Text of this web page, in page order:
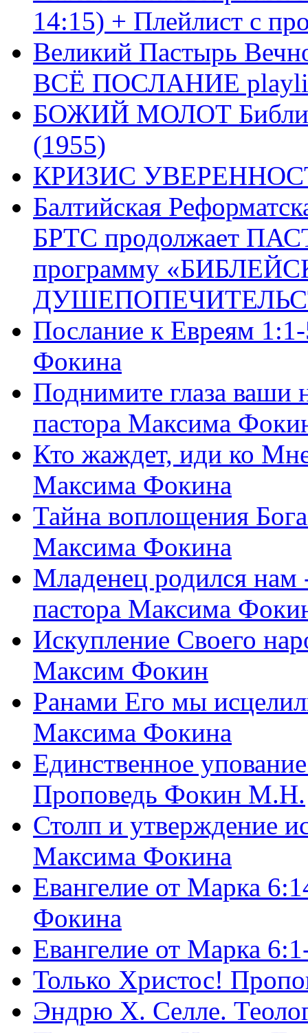
14:15) + Плейлист с
Великий Пастырь
ВСЁ ПОСЛАНИЕ
БОЖИЙ МОЛОТ Библия
(1955)
КРИЗИС
Балтийская
БРТС продолжает
программу
Послание к Евреям
Фокина
Поднимите глаза ваши
пастора Максима
Кто жаждет, иди ко
Максима Фокина
Тайна воплощения
Максима Фокина
Младенец родился
пастора Максима
Искупление Своего
Максим Фокин
Ранами Его мы
Максима Фокина
Единственное
Проповедь Фокин М.Н.
Столп и утверждение
Максима Фокина
Евангелие от Марка
Фокина
Евангелие от Марка
Только Христос!
Эндрю Х. Селле.